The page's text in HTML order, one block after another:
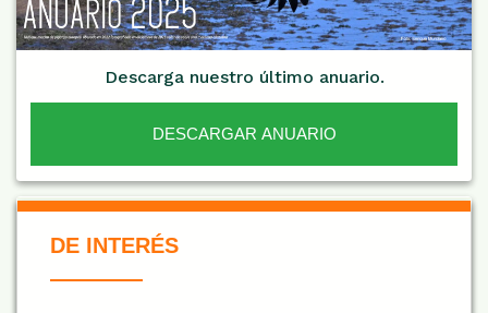
Descarga nuestro último anuario.
DESCARGAR ANUARIO
De Interés NARANJA
DE INTERÉS